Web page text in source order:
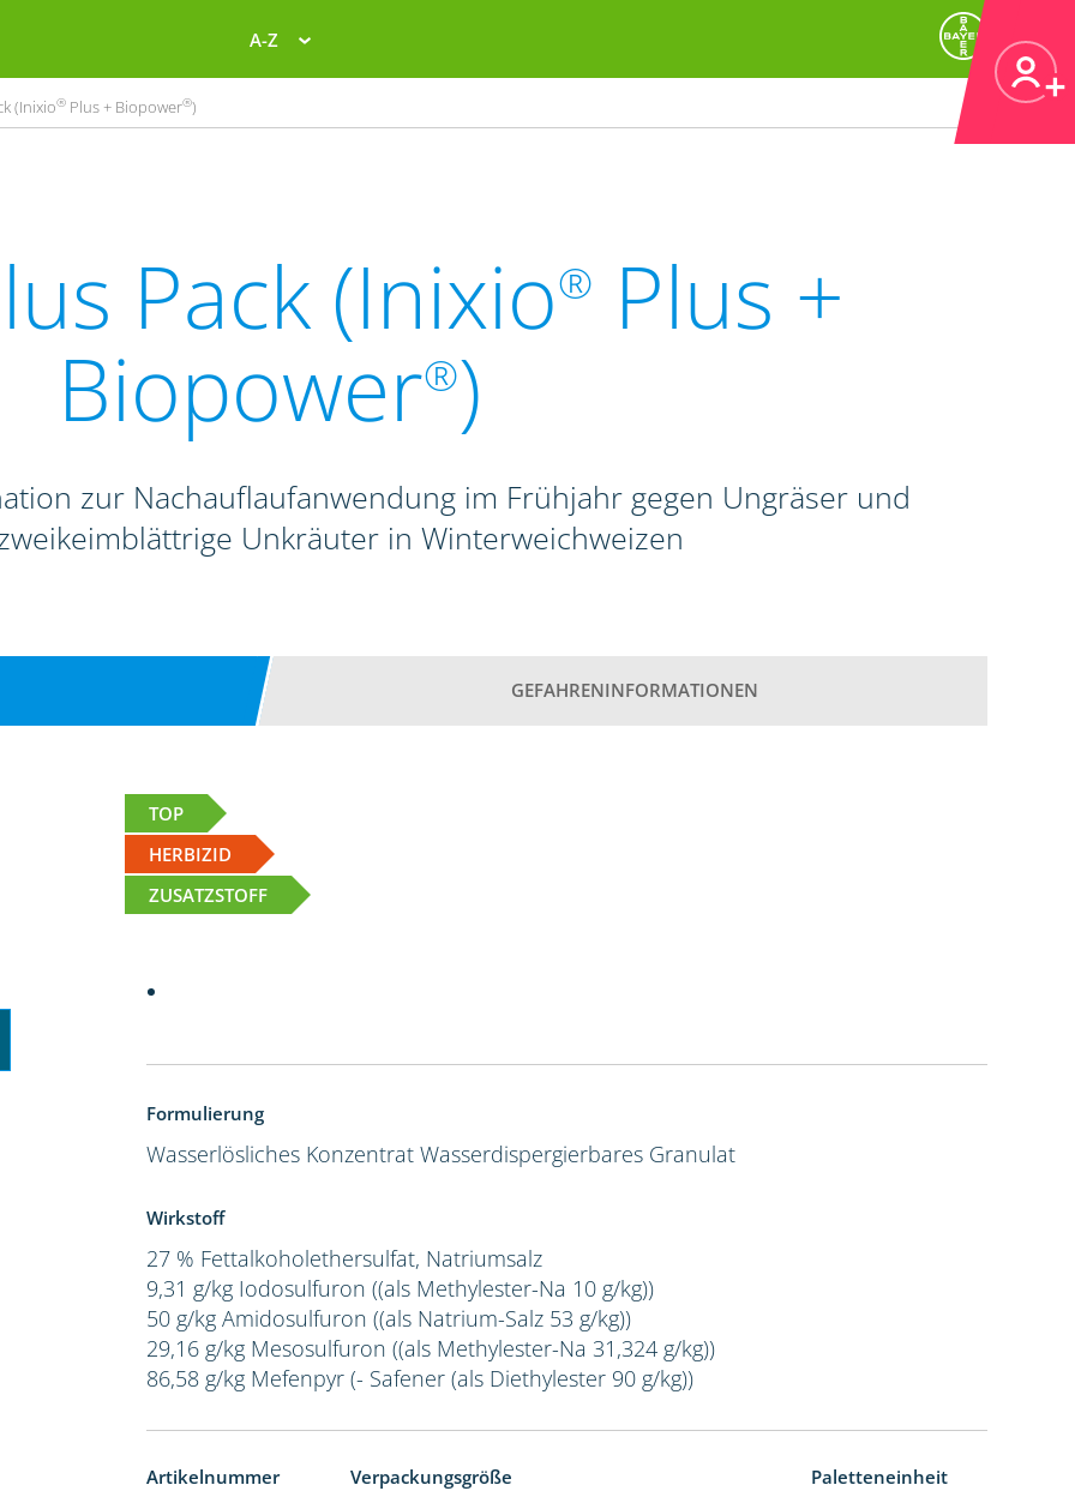
A-Z
(Inixio® Plus + Biopower®)
Pack (Inixio® Plus +
Biopower®)
zur Nachauflaufanwendung im Frühjahr gegen Ungräser und
Unkräuter in Winterweichweizen
GEFAHRENINFORMATIONEN
TOP
HERBIZID
ZUSATZSTOFF
Formulierung
Wasserlösliches Konzentrat Wasserdispergierbares Granulat
Wirkstoff
27 % Fettalkoholethersulfat, Natriumsalz
9,31 g/kg Iodosulfuron ((als Methylester-Na 10 g/kg))
50 g/kg Amidosulfuron ((als Natrium-Salz 53 g/kg))
29,16 g/kg Mesosulfuron ((als Methylester-Na 31,324 g/kg))
86,58 g/kg Mefenpyr (- Safener (als Diethylester 90 g/kg))
Artikelnummer Verpackungsgröße Paletteneinheit